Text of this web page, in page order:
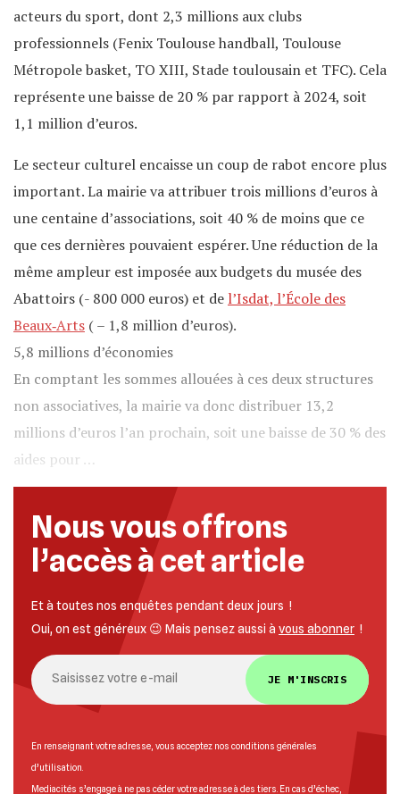
acteurs du sport, dont 2,3 millions aux clubs
professionnels (Fenix Toulouse handball, Toulouse
Métropole basket, TO XIII, Stade toulousain et TFC). Cela
représente une baisse de 20 % par rapport à 2024, soit
1,1 million d’euros.
Le secteur culturel encaisse un coup de rabot encore plus
important. La mairie va attribuer trois millions d’euros à
une centaine d’associations, soit 40 % de moins que ce
que ces dernières pouvaient espérer. Une réduction de la
même ampleur est imposée aux budgets du musée des
Abattoirs (- 800 000 euros) et de l’Isdat, l’École des
Beaux‐Arts ( – 1,8 million d’euros).
5,8 millions d’économies
En comptant les sommes allouées à ces deux structures
non associatives, la mairie va donc distribuer 13,2
millions d’euros l’an prochain, soit une baisse de 30 % des
aides pour …
Nous vous offrons
l’accès à cet article
Et à toutes nos enquêtes pendant deux jours !
Oui, on est généreux 😉 Mais pensez aussi à vous abonner !
JE M'INSCRIS
En renseignant votre adresse, vous acceptez nos conditions générales
d’utilisation
Mediacités s’engage à ne pas céder votre adresse à des tiers. En cas d’échec,